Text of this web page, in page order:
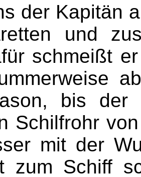
der Kapitän
und
schmeißt
bis der
Schilfrohr
mit der
zum Schiff